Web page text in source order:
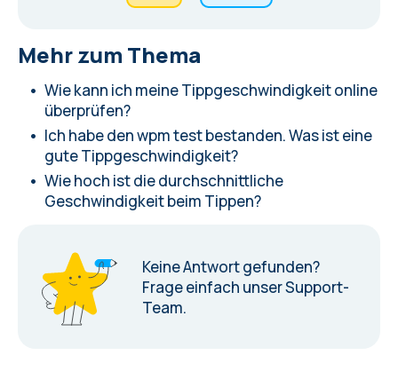
Mehr zum Thema
Wie kann ich meine Tippgeschwindigkeit online
überprüfen?
Ich habe den wpm test bestanden. Was ist eine
gute Tippgeschwindigkeit?
Wie hoch ist die durchschnittliche
Geschwindigkeit beim Tippen?
Keine Antwort gefunden?
Frage einfach unser Support-
Team.